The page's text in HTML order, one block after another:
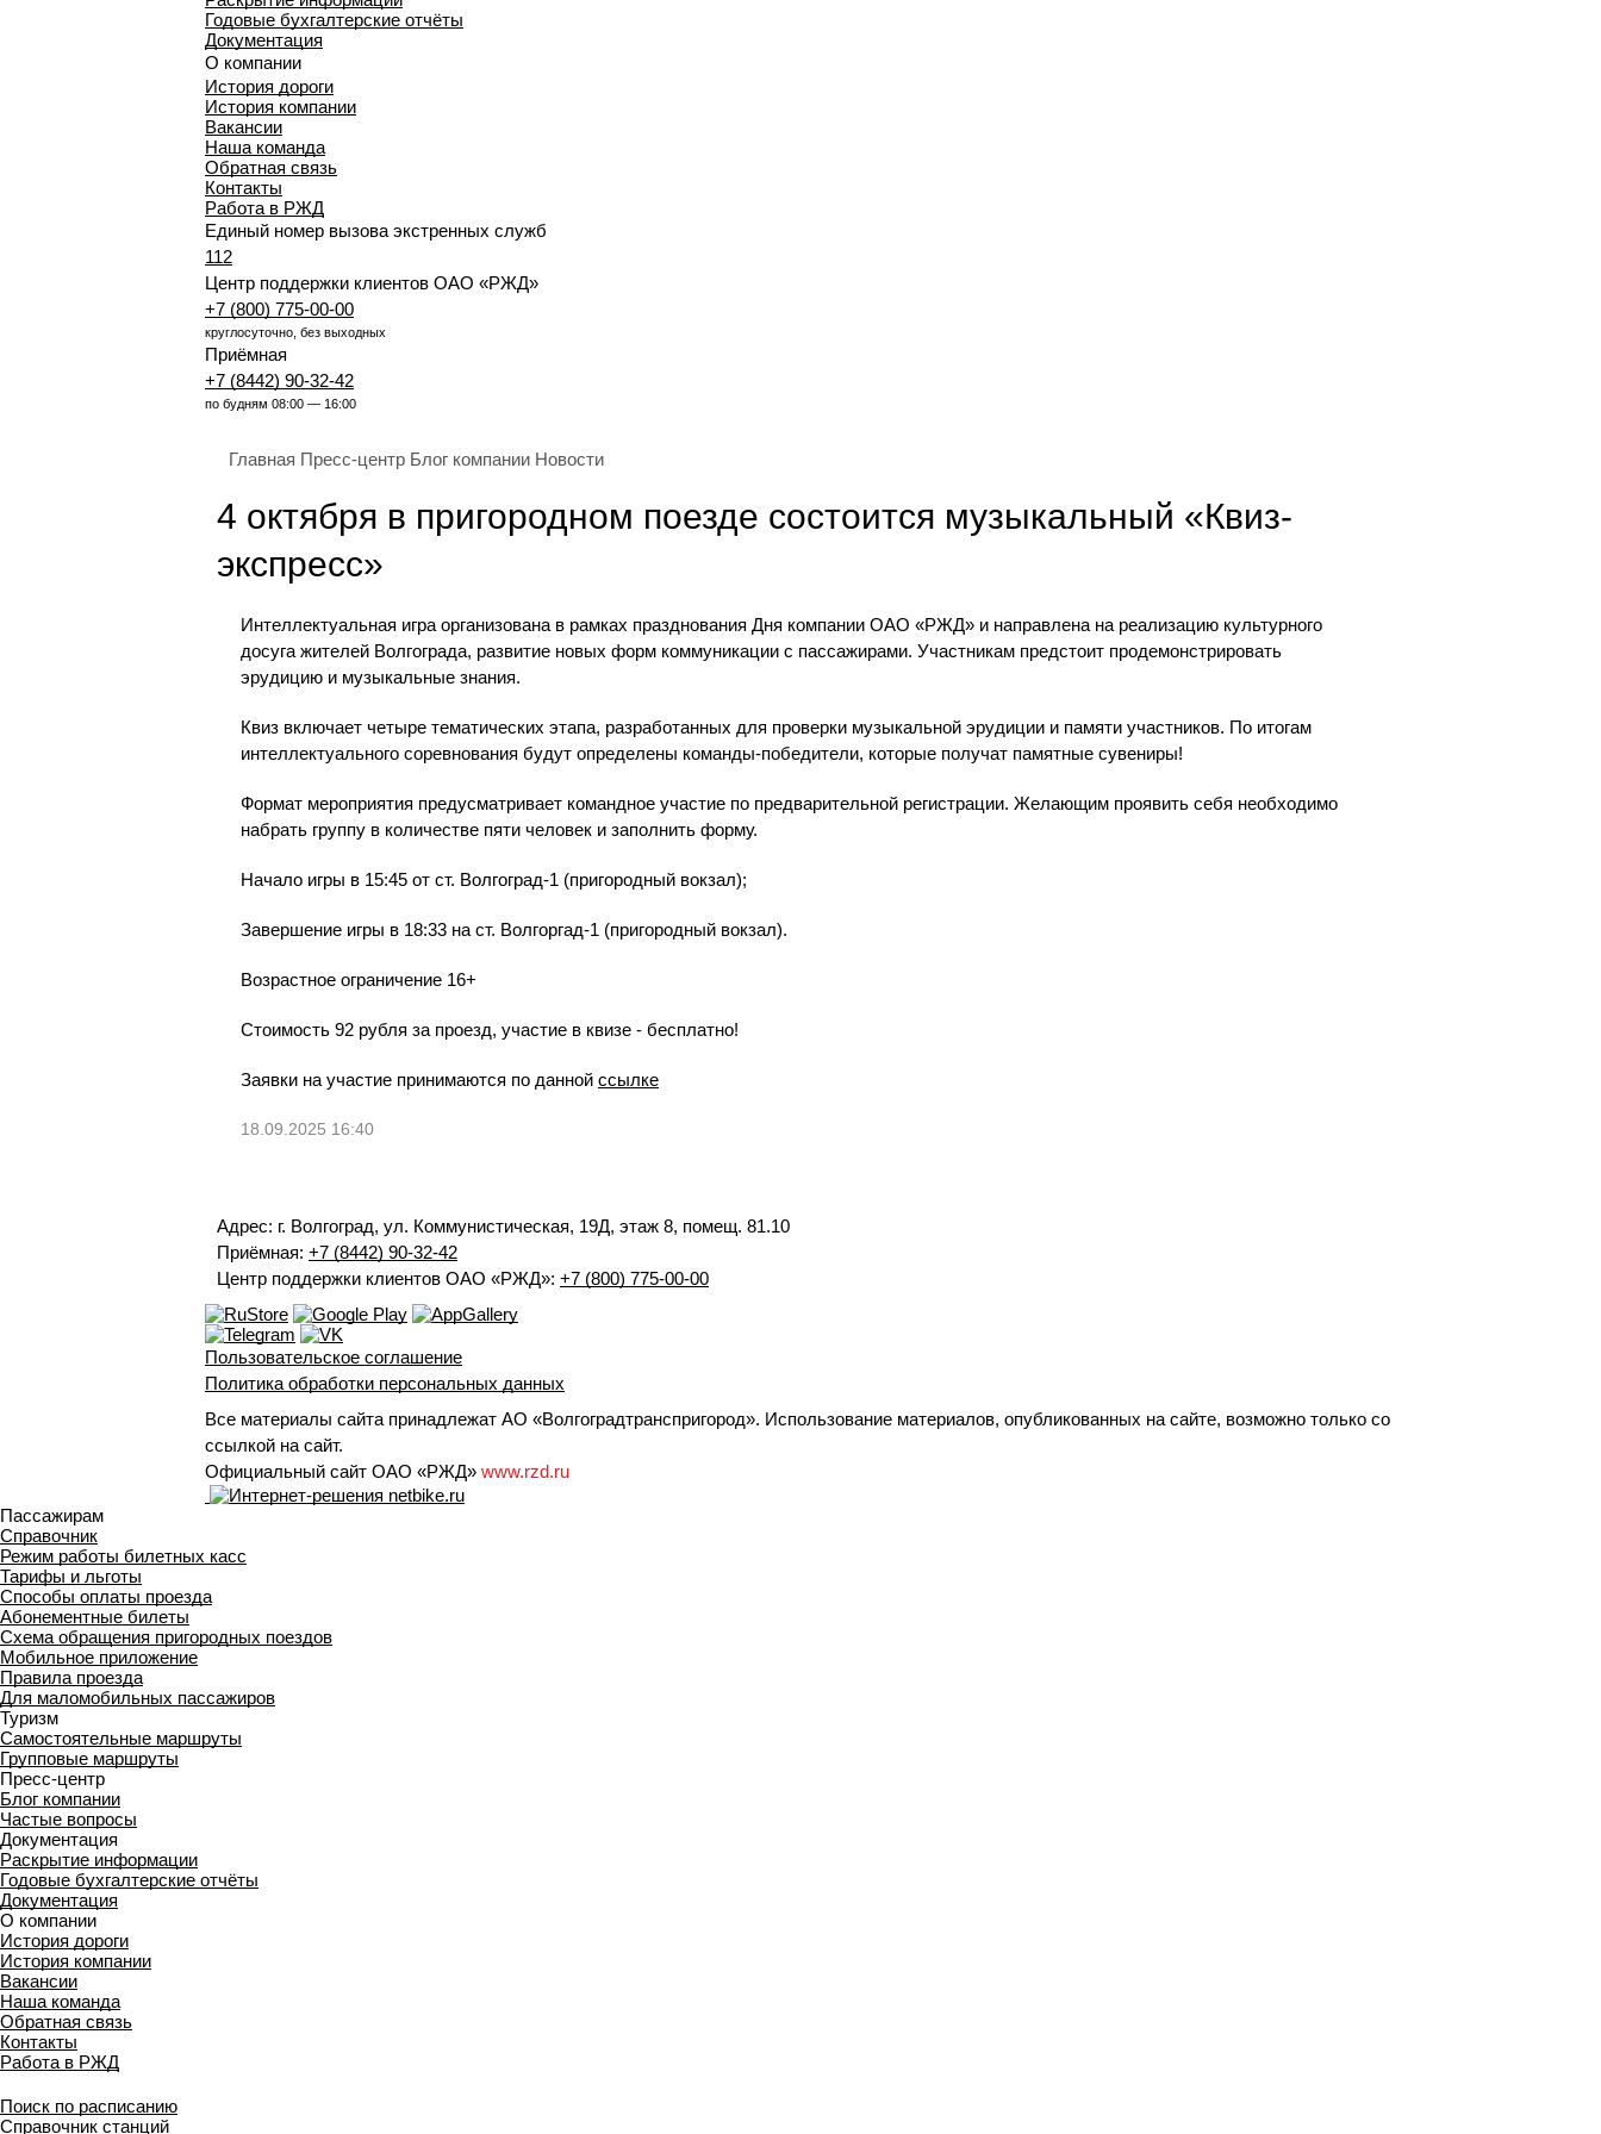
Годовые бухгалтерские отчёты
Документация
О компании
История дороги
История компании
Вакансии
Наша команда
Обратная связь
Контакты
Работа в РЖД
Единый номер вызова экстренных служб
112
Центр поддержки клиентов ОАО «РЖД»
+7 (800) 775-00-00
круглосуточно, без выходных
Приёмная
+7 (8442) 90-32-42
по будням 08:00 — 16:00
Главная Пресс-центр Блог компании Новости
4 октября в пригородном поезде состоится музыкальный «Квиз-
экспресс»
Интеллектуальная игра организована в рамках празднования Дня компании ОАО «РЖД» и направлена на реализацию культурного
досуга жителей Волгограда, развитие новых форм коммуникации с пассажирами. Участникам предстоит продемонстрировать
эрудицию и музыкальные знания.
Квиз включает четыре тематических этапа, разработанных для проверки музыкальной эрудиции и памяти участников. По итогам
интеллектуального соревнования будут определены команды-победители, которые получат памятные сувениры!
Формат мероприятия предусматривает командное участие по предварительной регистрации. Желающим проявить себя необходимо
набрать группу в количестве пяти человек и заполнить форму.
Начало игры в 15:45 от ст. Волгоград-1 (пригородный вокзал);
Завершение игры в 18:33 на ст. Волгоргад-1 (пригородный вокзал).
Возрастное ограничение 16+
Стоимость 92 рубля за проезд, участие в квизе - бесплатно!
Заявки на участие принимаются по данной ссылке
18.09.2025 16:40
Адрес: г. Волгоград, ул. Коммунистическая, 19Д, этаж 8, помещ. 81.10
Приёмная: +7 (8442) 90-32-42
Центр поддержки клиентов ОАО «РЖД»: +7 (800) 775-00-00
Пользовательское соглашение
Политика обработки персональных данных
Все материалы сайта принадлежат АО «Волгоградтранспригород». Использование материалов, опубликованных на сайте, возможно только со
ссылкой на сайт.
Официальный сайт ОАО «РЖД» www.rzd.ru
Пассажирам
Справочник
Режим работы билетных касс
Тарифы и льготы
Способы оплаты проезда
Абонементные билеты
Схема обращения пригородных поездов
Мобильное приложение
Правила проезда
Для маломобильных пассажиров
Туризм
Самостоятельные маршруты
Групповые маршруты
Пресс-центр
Блог компании
Частые вопросы
Документация
Раскрытие информации
Годовые бухгалтерские отчёты
Документация
О компании
История дороги
История компании
Вакансии
Наша команда
Обратная связь
Контакты
Работа в РЖД
Поиск по расписанию
Справочник станций